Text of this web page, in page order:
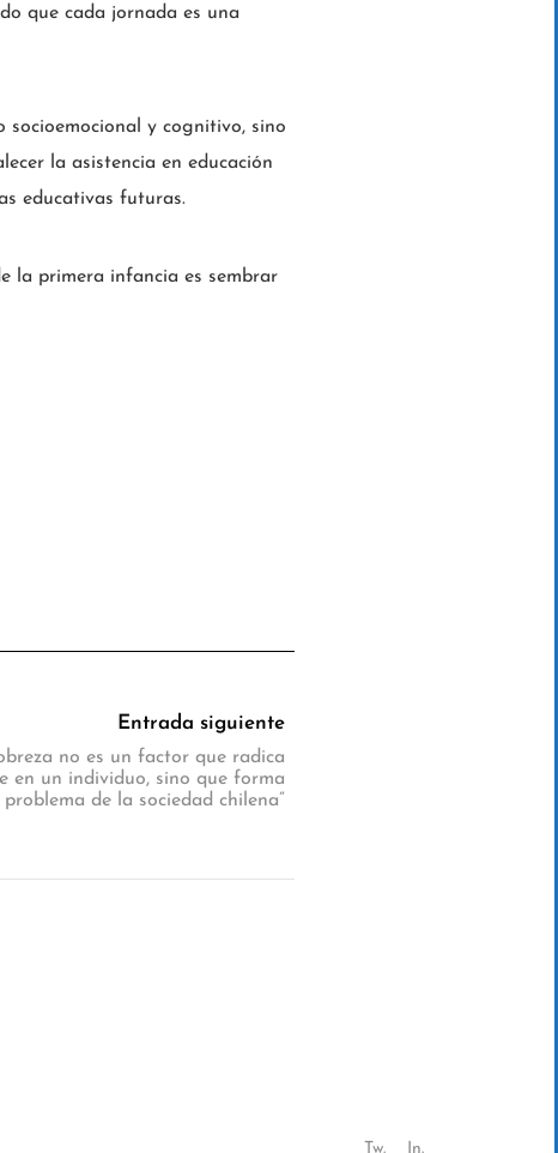
que cada jornada es una
socioemocional y cognitivo, sino
la asistencia en educación
educativas futuras.
la primera infancia es sembrar
Entrada siguiente
no es un factor que radica
en un individuo, sino que forma
de la sociedad chilena”
Tw. In.